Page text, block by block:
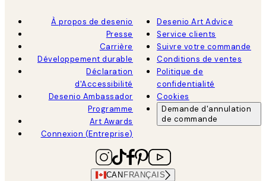
À propos de desenio
Presse
Carrière
Développement durable
Déclaration
d'Accessibilité
Desenio Ambassador
Programme
Art Awards
Connexion (Entreprise)
Desenio Art Advice
Service clients
Suivre votre commande
Conditions de ventes
Politique de
confidentialité
Cookies
Demande d'annulation
de commande
CAN FRANÇAIS